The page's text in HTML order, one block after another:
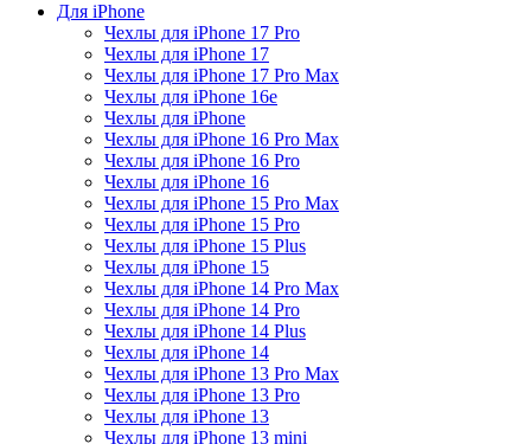
Для iPhone
Чехлы для iPhone 17 Pro
Чехлы для iPhone 17
Чехлы для iPhone 17 Pro Max
Чехлы для iPhone 16e
Чехлы для iPhone
Чехлы для iPhone 16 Pro Max
Чехлы для iPhone 16 Pro
Чехлы для iPhone 16
Чехлы для iPhone 15 Pro Max
Чехлы для iPhone 15 Pro
Чехлы для iPhone 15 Plus
Чехлы для iPhone 15
Чехлы для iPhone 14 Pro Max
Чехлы для iPhone 14 Pro
Чехлы для iPhone 14 Plus
Чехлы для iPhone 14
Чехлы для iPhone 13 Pro Max
Чехлы для iPhone 13 Pro
Чехлы для iPhone 13
Чехлы для iPhone 13 mini